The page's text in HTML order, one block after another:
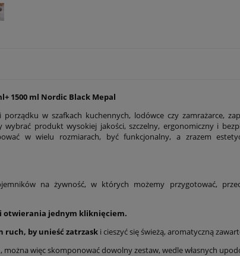
1500 ml Nordic Black Mepal
w szafkach kuchennych, lodówce czy zamrażarce,
produkt wysokiej jakości, szczelny, ergonomiczny i
w wielu rozmiarach, być funkcjonalny, a zrazem
na żywność, w których możemy przygotować,
otwierania jednym kliknięciem.
ruch, by unieść zatrzask i cieszyć się świeżą, aromatyczną
, można więc skomponować dowolny zestaw, wedle własnych